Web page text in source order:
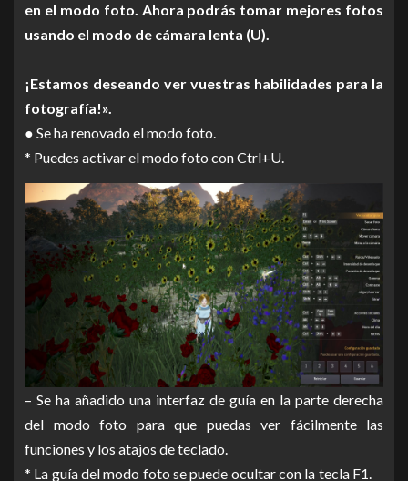
en el modo foto. Ahora podrás tomar mejores fotos
usando el modo de cámara lenta (U).
¡Estamos deseando ver vuestras habilidades para la
fotografía!».
● Se ha renovado el modo foto.
* Puedes activar el modo foto con Ctrl+U.
– Se ha añadido una interfaz de guía en la parte derecha
del modo foto para que puedas ver fácilmente las
funciones y los atajos de teclado.
* La guía del modo foto se puede ocultar con la tecla F1.